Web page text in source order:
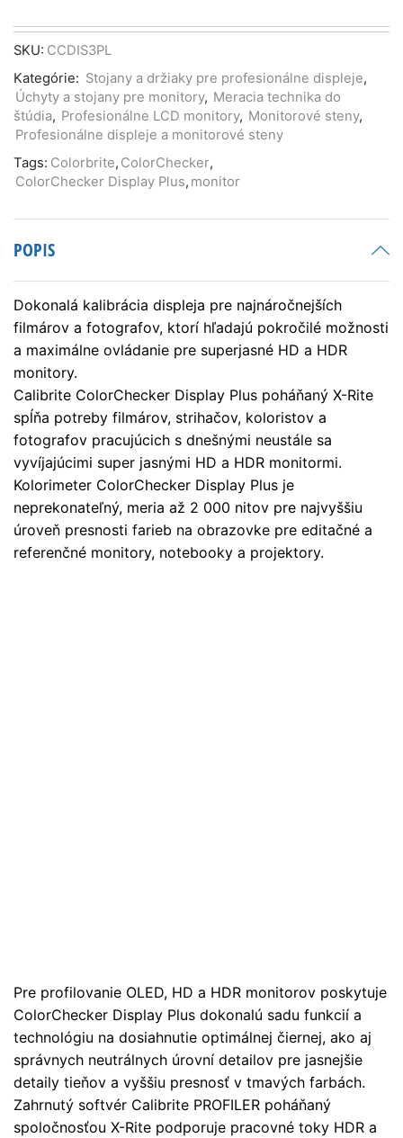
ColorChecker
Display
SKU: CCDIS3PL
Kategórie: Stojany a držiaky pre profesionálne displeje,
Úchyty a stojany pre monitory, Meracia technika do
štúdia, Profesionálne LCD monitory, Monitorové steny,
Profesionálne displeje a monitorové steny
Tags: Colorbrite, ColorChecker,
ColorChecker Display Plus, monitor
POPIS
Dokonalá kalibrácia displeja pre najnáročnejších
filmárov a fotografov, ktorí hľadajú pokročilé možnosti
a maximálne ovládanie pre superjasné HD a HDR
monitory.
Calibrite ColorChecker Display Plus poháňaný X-Rite
spĺňa potreby filmárov, strihačov, koloristov a
fotografov pracujúcich s dnešnými neustále sa
vyvíjajúcimi super jasnými HD a HDR monitormi.
Kolorimeter ColorChecker Display Plus je
neprekonateľný, meria až 2 000 nitov pre najvyššiu
úroveň presnosti farieb na obrazovke pre editačné a
referenčné monitory, notebooky a projektory.
Pre profilovanie OLED, HD a HDR monitorov poskytuje
ColorChecker Display Plus dokonalú sadu funkcií a
technológiu na dosiahnutie optimálnej čiernej, ako aj
správnych neutrálnych úrovní detailov pre jasnejšie
detaily tieňov a vyššiu presnosť v tmavých farbách.
Zahrnutý softvér Calibrite PROFILER poháňaný
spoločnosťou X-Rite podporuje pracovné toky HDR a